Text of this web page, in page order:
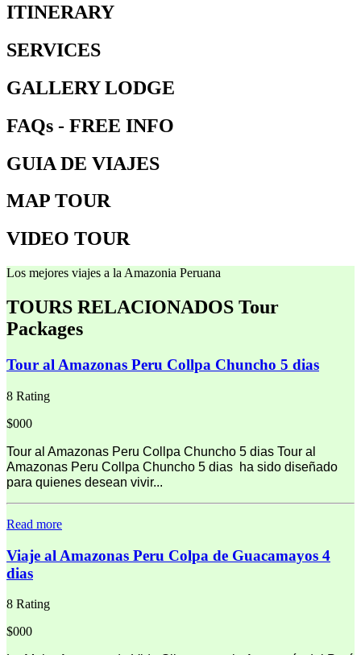
ITINERARY
SERVICES
GALLERY LODGE
FAQs - FREE INFO
GUIA DE VIAJES
MAP TOUR
VIDEO TOUR
Los mejores viajes a la Amazonia Peruana
TOURS RELACIONADOS Tour
Packages
Tour al Amazonas Peru Collpa Chuncho 5 dias
8 Rating
$000
Tour al Amazonas Peru Collpa Chuncho 5 dias Tour al
Amazonas Peru Collpa Chuncho 5 dias ha sido diseñado
para quienes desean vivir...
Read more
Viaje al Amazonas Peru Colpa de Guacamayos 4
dias
8 Rating
$000